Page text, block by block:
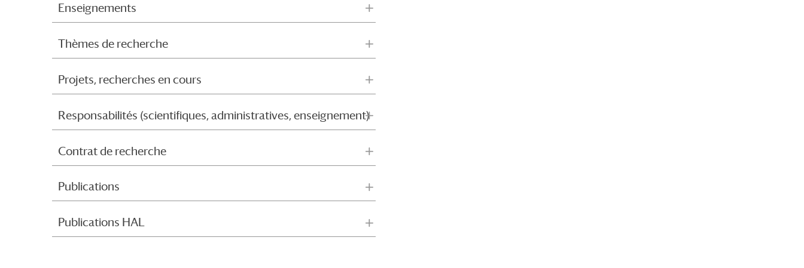
Enseignements
Thèmes de recherche
Projets, recherches en cours
Responsabilités (scientifiques, administratives, enseignement)
Contrat de recherche
Publications
Publications HAL